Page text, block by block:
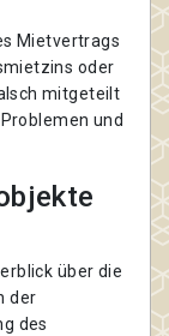
Mietvertrags
oder
mitgeteilt
und
über die
der
des